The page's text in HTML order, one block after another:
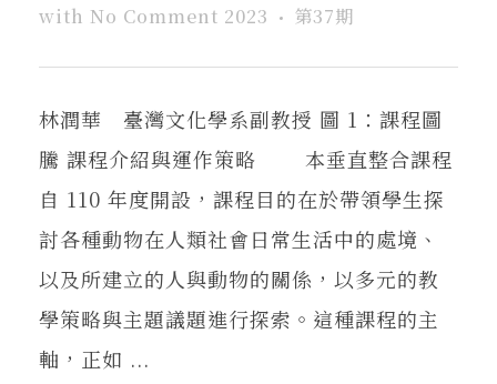
with No Comment 2023 第37期
林潤華 臺灣文化學系副教授 圖 1：課程圖
騰 課程介紹與運作策略 本垂直整合課程
自 110 年度開設，課程目的在於帶領學生探
討各種動物在人類社會日常生活中的處境、
以及所建立的人與動物的關係，以多元的教
學策略與主題議題進行探索。這種課程的主
軸，正如 ...